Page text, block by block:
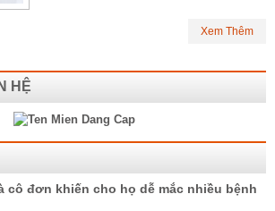
Xem Thêm
HỆ
cô đơn khiến cho họ dễ mắc nhiều bệnh